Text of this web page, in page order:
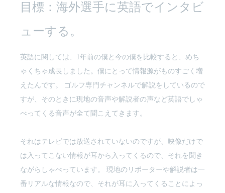
目標：海外選手に英語でインタビ
ューする。
英語に関しては、1年前の僕と今の僕を比較すると、めち
ゃくちゃ成長しました。僕にとって情報源がものすごく増
えたんです。 ゴルフ専門チャンネルで解説をしているので
すが、そのときに現地の音声や解説者の声など英語でしゃ
べってくる音声が全て聞こえてきます。
それはテレビでは放送されていないのですが、映像だけで
は入ってこない情報が耳から入ってくるので、それを聞き
ながらしゃべっています。 現地のリポーターや解説者は一
番リアルな情報なので、それが耳に入ってくることによっ